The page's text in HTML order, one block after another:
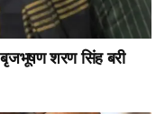
बृजभूषण शरण सिंह बरी